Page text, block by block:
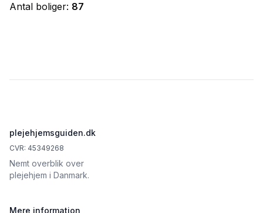
Antal boliger: 87
plejehjemsguiden.dk
CVR: 45349268
Nemt overblik over
plejehjem i Danmark.
Mere information